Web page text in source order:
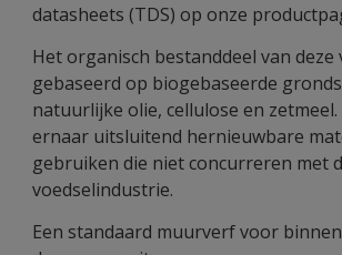
datasheets (TDS) op onze
Het organisch bestanddeel van deze
gebaseerd op biogebaseerde
natuurlijke olie, cellulose en
ernaar uitsluitend hernieuwbare
gebruiken die niet concurreren met
voedselindustrie.
Een standaard muurverf voor